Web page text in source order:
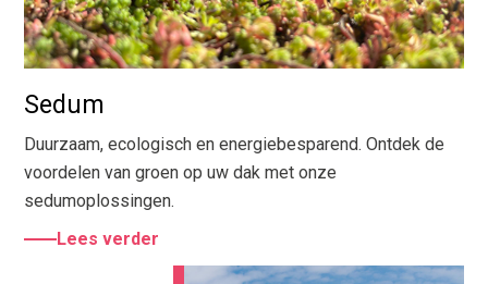
Sedum
Duurzaam, ecologisch en energiebesparend. Ontdek de
voordelen van groen op uw dak met onze
sedumoplossingen.
Lees verder